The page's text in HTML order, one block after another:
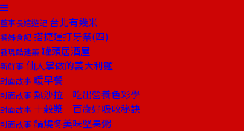
董事長嬉遊記 台北有幾米
饕姊食記 搭捷運打牙祭(四)
發現酷建築 罐頭居酒屋
新鮮事 仙人掌做的義大利麵
封面故事 暖早餐
封面故事 熱沙拉 吃出營養色彩學
封面故事 十穀漿 百歲好吸收秘訣
封面故事 鍋燒冬美味堅果粥